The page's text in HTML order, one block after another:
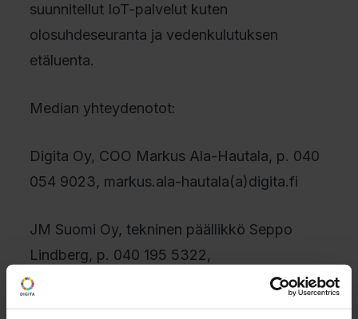
suunnitellut IoT-palvelut kuten
olosuhdeseuranta ja vedenkulutuksen
etäluenta.
Median yhteydenotot:
Digita Oy, COO Markus Ala-Hautala, p. 040
054 9023, markus.ala-hautala(a)digita.fi
JM Suomi Oy, tekninen päällikkö Seppo
Lindberg, p. 040 195 5322,
seppo.lindberg(a)jmoy.fi